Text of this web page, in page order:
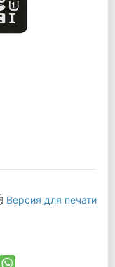
Версия для печати